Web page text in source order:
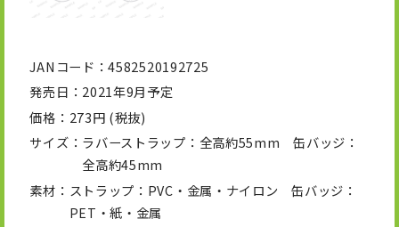
JANコード
4582520192725
発売日
2021年9月予定
価格
273円 (税抜)
サイズ
ラバーストラップ：全高約55mm 缶バッジ：
全高約45mm
素材
ストラップ：PVC・金属・ナイロン 缶バッジ：
PET・紙・金属